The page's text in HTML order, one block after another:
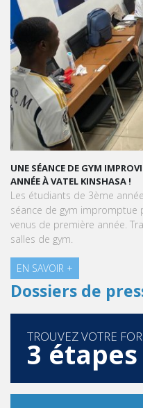
UNE SÉANCE DE GYM
ANNÉE À VATEL KINSHASA !
Les étudiants de 3ème
séance de gym impromptue
venus de première année.
salles de gym.
EN SAVOIR +
Dossiers de
TROUVEZ VOTRE
3 étapes